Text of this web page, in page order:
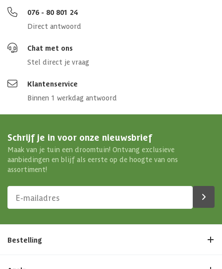
076 - 80 801 24
Direct antwoord
Chat met ons
Stel direct je vraag
Klantenservice
Binnen 1 werkdag antwoord
Schrijf je in voor onze nieuwsbrief
Maak van je tuin een droomtuin! Ontvang exclusieve
aanbiedingen en blijf als eerste op de hoogte van ons
assortiment!
Bestelling